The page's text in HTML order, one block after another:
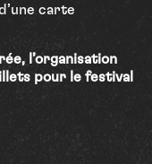
carte
l’organisation
pour le festival